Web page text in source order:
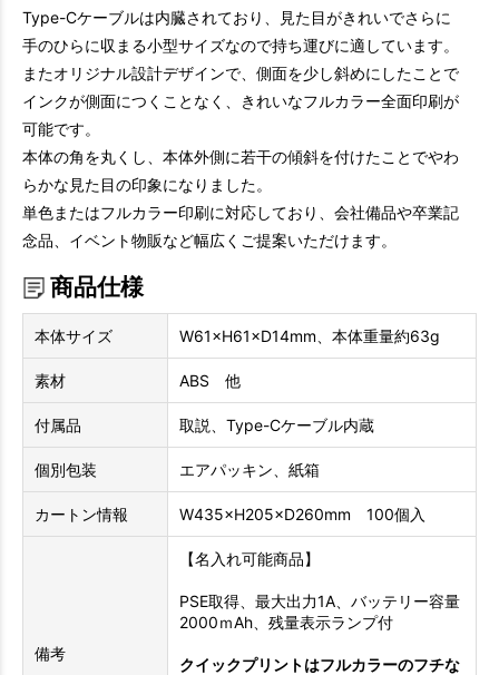
Type-Cケーブルは内臓されており、見た目がきれいでさらに
手のひらに収まる小型サイズなので持ち運びに適しています。
またオリジナル設計デザインで、側面を少し斜めにしたことで
インクが側面につくことなく、きれいなフルカラー全面印刷が
可能です。
本体の角を丸くし、本体外側に若干の傾斜を付けたことでやわ
らかな見た目の印象になりました。
単色またはフルカラー印刷に対応しており、会社備品や卒業記
念品、イベント物販など幅広くご提案いただけます。
商品仕様
本体サイズ W61×H61×D14mm、本体重量約63g
素材 ABS 他
付属品 取説、Type-Cケーブル内蔵
個別包装 エアパッキン、紙箱
カートン情報 W435×H205×D260mm 100個入
備考
【名入れ可能商品】
PSE取得、最大出力1A、バッテリー容量
2000ｍAh、残量表示ランプ付
クイックプリントはフルカラーのフチな